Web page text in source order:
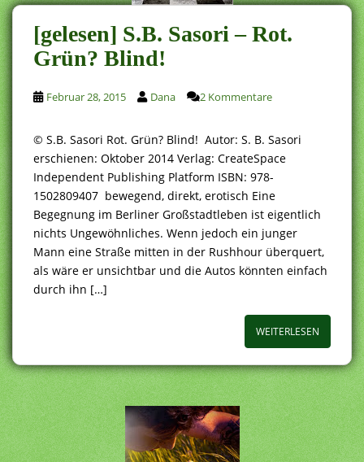
[gelesen] S.B. Sasori – Rot.
Grün? Blind!
Februar 28, 2015 Dana 2 Kommentare
© S.B. Sasori Rot. Grün? Blind! Autor: S. B. Sasori
erschienen: Oktober 2014 Verlag: CreateSpace
Independent Publishing Platform ISBN: 978-
1502809407 bewegend, direkt, erotisch Eine
Begegnung im Berliner Großstadtleben ist eigentlich
nichts Ungewöhnliches. Wenn jedoch ein junger
Mann eine Straße mitten in der Rushhour überquert,
als wäre er unsichtbar und die Autos könnten einfach
durch ihn […]
WEITERLESEN